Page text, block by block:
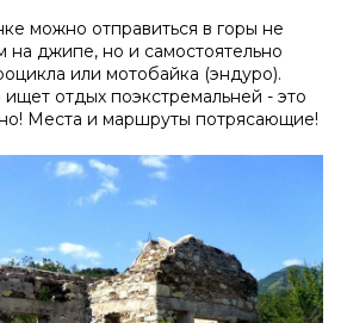
можно отправиться в горы не
на джипе, но и самостоятельно
или мотобайка (эндуро).
отдых поэкстремальней - это
Места и маршруты потрясающие!